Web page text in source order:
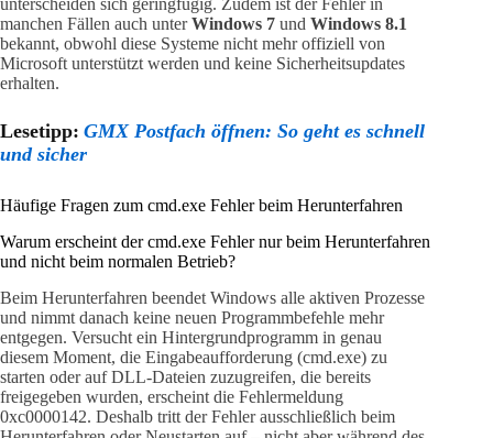
unterscheiden sich geringfügig. Zudem ist der Fehler in
manchen Fällen auch unterWindows 7 und Windows 8.1
bekannt, obwohl diese Systeme nicht mehr offiziell von
Microsoft unterstützt werden und keine Sicherheitsupdates
erhalten.
Lesetipp: GMX Postfach öffnen: So geht es schnell
und sicher
Häufige Fragen zum cmd.exe Fehler beim Herunterfahren
Warum erscheint der cmd.exe Fehler nur beim Herunterfahren
und nicht beim normalen Betrieb?
Beim Herunterfahren beendet Windows alle aktiven Prozesse
und nimmt danach keine neuen Programmbefehle mehr
entgegen. Versucht ein Hintergrundprogramm in genau
diesem Moment, die Eingabeaufforderung (cmd.exe) zu
starten oder auf DLL-Dateien zuzugreifen, die bereits
freigegeben wurden, erscheint die Fehlermeldung
0xc0000142. Deshalb tritt der Fehler ausschließlich beim